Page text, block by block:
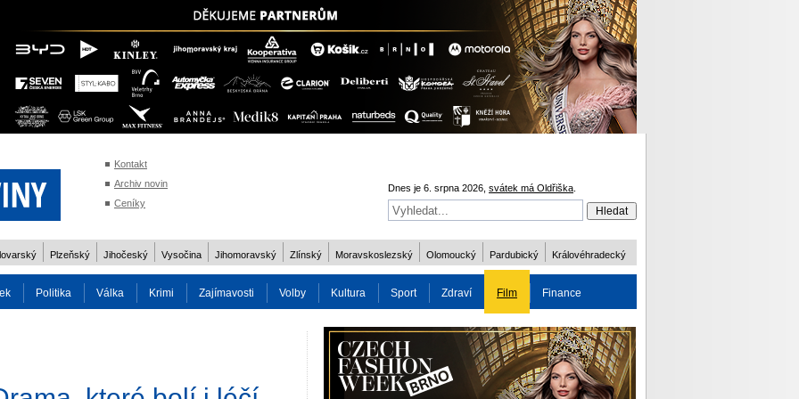
Kontakt
Archiv novin
Ceníky
Dnes je 6. srpna 2026, svátek má Oldřiška
Plzeňský Jihočeský Vysočina Jihomoravský Zlínský Moravskoslezský Olomoucký Pardubický Královéhradecký
Politika Válka Krimi Zajímavosti Volby Kultura Sport Zdraví Film Finance
Charita Osobnost Více ODM 2016